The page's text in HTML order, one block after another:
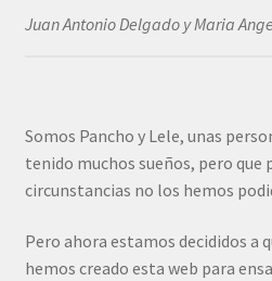
Juan Antonio Delgado y Maria
Somos Pancho y Lele, unas
tenido muchos sueños, pero que
circunstancias no los hemos
Pero ahora estamos decididos a
hemos creado esta web para